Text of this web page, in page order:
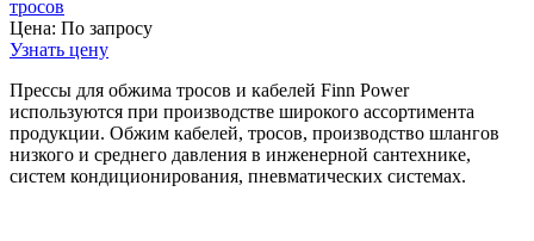
тросов
Цена: По запросу
Узнать цену
Прессы для обжима тросов и кабелей Finn Power
используются при производстве широкого ассортимента
продукции. Обжим кабелей, тросов, производство шлангов
низкого и среднего давления в инженерной сантехнике,
систем кондиционирования, пневматических системах.